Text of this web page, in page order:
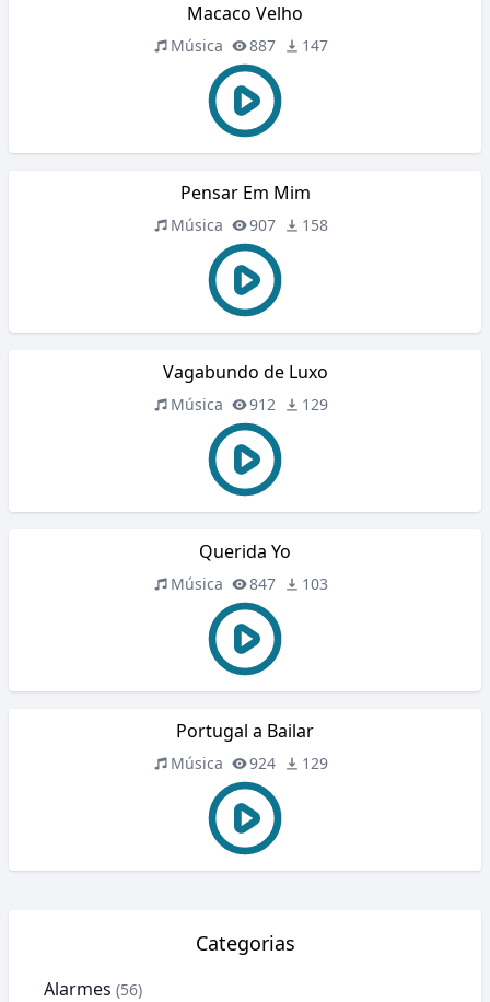
Macaco Velho
Música 887 147
Pensar Em Mim
Música 907 158
Vagabundo de Luxo
Música 912 129
Querida Yo
Música 847 103
Portugal a Bailar
Música 924 129
Categorias
Alarmes (56)